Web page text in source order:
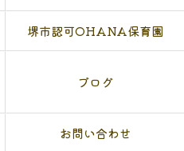
堺市認可OHANA保育園
ブログ
お問い合わせ